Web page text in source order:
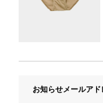
お知らせメールアド